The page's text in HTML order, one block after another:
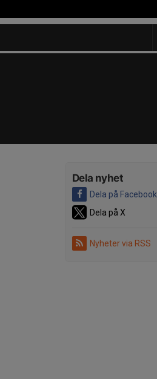
Dela nyhet
Dela på Facebook
Dela på X
Nyheter via RSS